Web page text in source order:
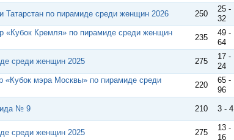
Татарстан по пирамиде среди женщин 2026 250
25 -
32
«Кубок Кремля» по пирамиде среди женщин
235
49 -
64
среди женщин 2025 275
17 -
24
«Кубок мэра Москвы» по пирамиде среди
220
65 -
96
№ 9 210 3 - 4
среди женщин 2025 275
13 -
16